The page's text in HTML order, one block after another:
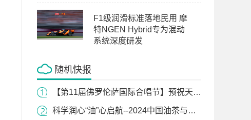
F1级润滑标准落地民用 摩
特NGEN Hybrid专为混动
系统深度研发
随机快报
【第11届佛罗伦萨国际合唱节】预祝天使少年斩获佳绩，为国争光！
科学润心“油”心启航--2024中国油茶与科学营养峰会在沪举行